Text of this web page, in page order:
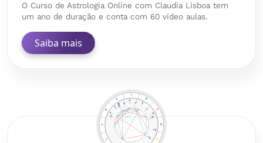
O Curso de Astrologia Online com Claudia Lisboa tem
um ano de duração e conta com 60 vídeo aulas.
Saiba mais